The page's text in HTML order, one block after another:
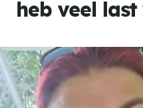
heb veel last